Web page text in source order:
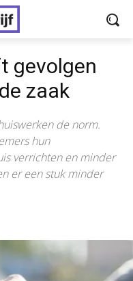
gevolgen
zaak
de norm.
hun
verrichten en minder
er een stuk minder